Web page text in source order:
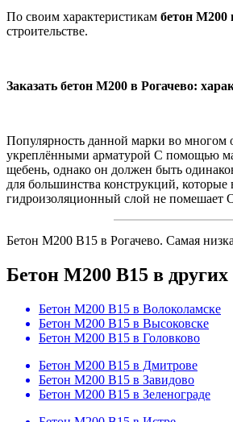
По своим характеристикам бетон М200
строительстве.
Заказать бетон М200 в Рогачево:
Популярность данной марки во многом
укреплёнными арматурой С помощью
щебень, однако он должен быть
для большинства конструкций, которые
гидроизоляционный слой не помешает
Бетон M200 B15 в Рогачево. Самая
Бетон M200 B15 в других
Бетон M200 B15 в Волоколамске
Бетон M200 B15 в Высоковске
Бетон M200 B15 в Головково
Бетон M200 B15 в Дмитрове
Бетон M200 B15 в Завидово
Бетон M200 B15 в Зеленограде